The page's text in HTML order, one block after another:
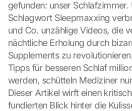
gefunden: unser Schlafzimmer.
Schlagwort Sleepmaxxing
und Co. unzählige Videos, die
nächtliche Erholung durch
Supplements zu
Tipps für besseren Schlaf
werden, schütteln Mediziner
Dieser Artikel wirft einen
fundierten Blick hinter die